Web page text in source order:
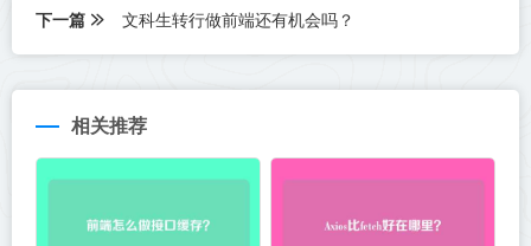
下一篇 文科生转行做前端还有机会吗？
相关推荐